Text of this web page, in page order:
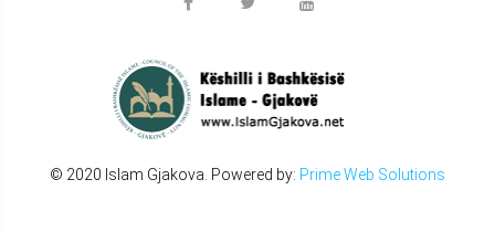
© 2020 Islam Gjakova. Powered by: Prime Web Solutions